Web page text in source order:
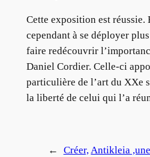
Cette exposition est réussie.
cependant à se déployer
faire redécouvrir
Daniel Cordier. Celle-ci
particulière de l’art du XXe
la liberté de celui qui l’a
←
Créer,Antikleia